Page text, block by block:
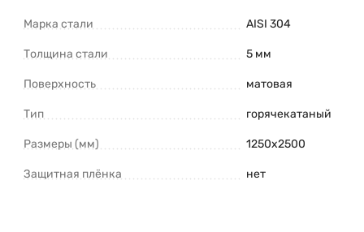
Марка стали AISI 304
Толщина стали 5 мм
Поверхность матовая
Тип горячекатаный
Размеры (мм) 1250х2500
Защитная плёнка нет